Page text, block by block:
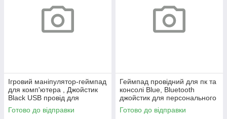
Ігровий маніпулятор-геймпад
для комп'ютера , Джойстик
Black USB провід для
ноутбука, Комп'ютерні
джойстики
Готово до відправки
Геймпад провідний для пк та
консолі Blue, Bluetooth
джойстик для персонального
комп'ютера з ергономічним
дизайном
Готово до відправки